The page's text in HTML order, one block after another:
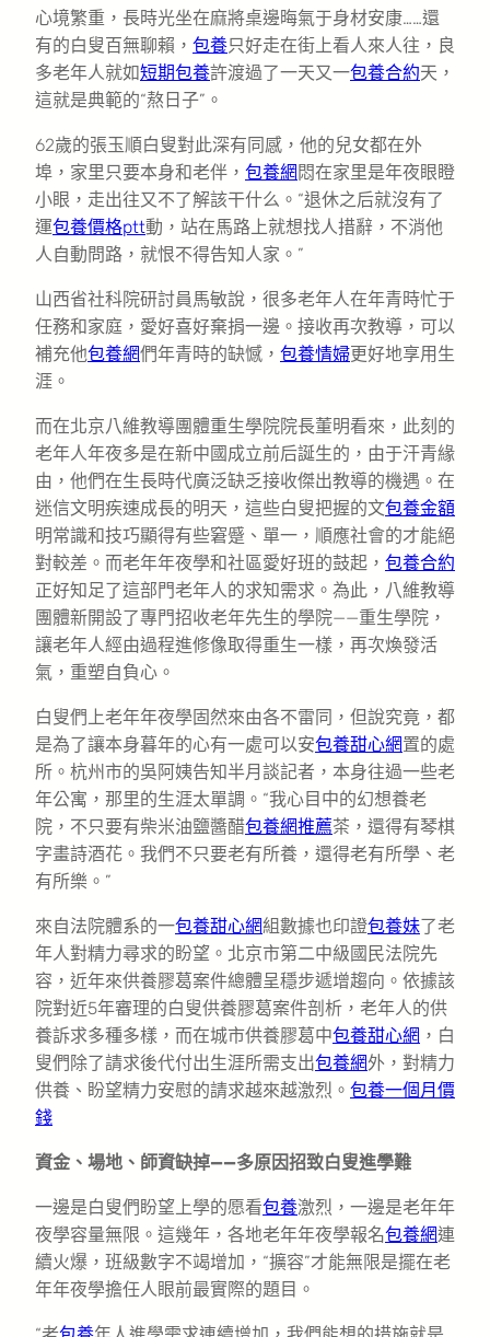
心境繁重，長時光坐在麻將桌邊晦氣于身材安康……還
有的白叟百無聊賴， 包養只好走在街上看人來人往，良
多老年人就如短期包養許渡過了一天又一包養合約天，
這就是典範的“熬日子”。
62歲的張玉順白叟對此深有同感，他的兒女都在外
埠，家里只要本身和老伴， 包養網 悶在家里是年夜眼瞪
小眼，走出往又不了解該干什么。“退休之后就沒有了
運包養價格ptt動，站在馬路上就想找人措辭，不消他
人自動問路，就恨不得告知人家。”
山西省社科院研討員馬敏說，很多老年人在年青時忙于
任務和家庭，愛好喜好棄捐一邊。接收再次教導，可以
補充他包養網們年青時的缺憾， 包養情婦更好地享用生
涯。
而在北京八維教導團體重生學院院長董明看來，此刻的
老年人年夜多是在新中國成立前后誕生的，由于汗青緣
由，他們在生長時代廣泛缺乏接收傑出教導的機遇。在
迷信文明疾速成長的明天，這些白叟把握的文包養金額
明常識和技巧顯得有些窘蹙、單一，順應社會的才能絕
對較差。而老年年夜學和社區愛好班的鼓起， 包養合約
正好知足了這部門老年人的求知需求。為此，八維教導
團體新開設了專門招收老年先生的學院——重生學院，
讓老年人經由過程進修像取得重生一樣，再次煥發活
氣，重塑自負心。
白叟們上老年年夜學固然來由各不雷同，但說究竟，都
是為了讓本身暮年的心有一處可以安包養甜心網置的處
所。杭州市的吳阿姨告知半月談記者，本身往過一些老
年公寓，那里的生涯太單調。“我心目中的幻想養老
院，不只要有柴米油鹽醬醋包養網推薦茶，還得有琴棋
字畫詩酒花。我們不只要老有所養，還得老有所學、老
有所樂。”
來自法院體系的一包養甜心網組數據也印證包養妹了老
年人對精力尋求的盼望。北京市第二中級國民法院先
容，近年來供養膠葛案件總體呈穩步遞增趨向。依據該
院對近5年審理的白叟供養膠葛案件剖析，老年人的供
養訴求多種多樣，而在城市供養膠葛中包養甜心網 ，白
叟們除了請求後代付出生涯所需支出包養網外，對精力
供養、盼望精力安慰的請求越來越激烈。 包養一個月價
錢
資金、場地、師資缺掉——多原因招致白叟進學難
一邊是白叟們盼望上學的愿看包養激烈，一邊是老年年
夜學容量無限。這幾年，各地老年年夜學報名包養網連
續火爆，班級數字不竭增加，“擴容”才能無限是擺在老
年年夜學擔任人眼前最實際的題目。